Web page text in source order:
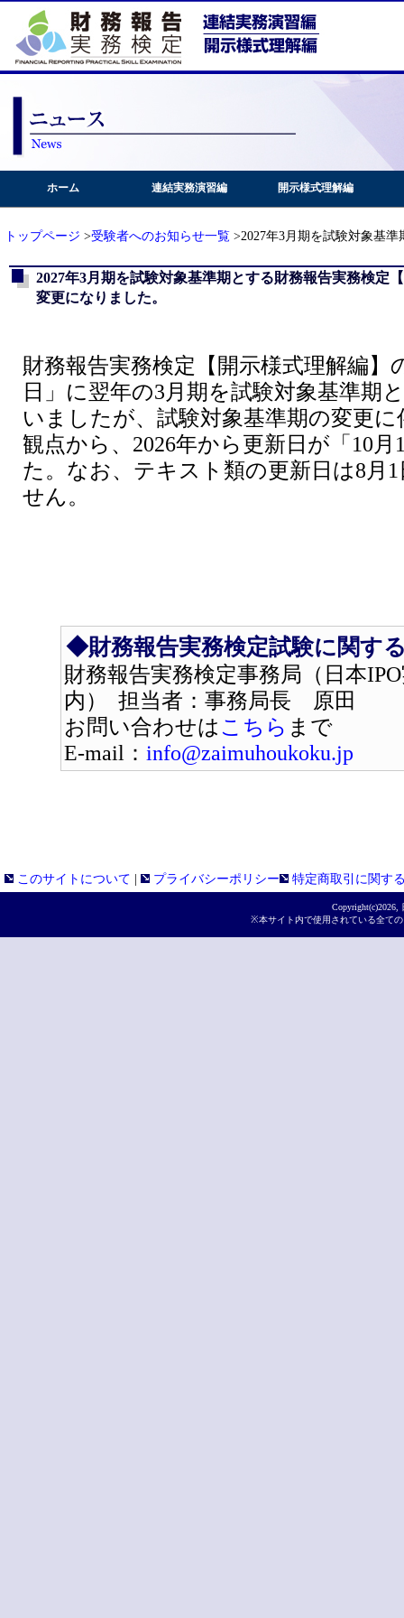
ホーム 連結実務演習編 開示様式理解編
トップページ >受験者へのお知らせ一覧 >2027年3月期を試験対象基
2027年3月期を試験対象基準期とする財務報告実務検定
変更になりました。
財務報告実務検定【開示様式理解編】
日」に翌年の3月期を試験対象基準期
いましたが、試験対象基準期の変更
観点から、2026年から更新日が「10
た。なお、テキスト類の更新日は8月
せん。
◆財務報告実務検定試験に関す
財務報告実務検定事務局（日本
内） 担当者：事務局長 原田
お問い合わせはこちら まで
E-mail：info@zaimuhoukoku.jp
このサイトについて プライバシーポリシー 特定商取引に関す
Copyright(c)2026,
※本サイト内で使用されている全て